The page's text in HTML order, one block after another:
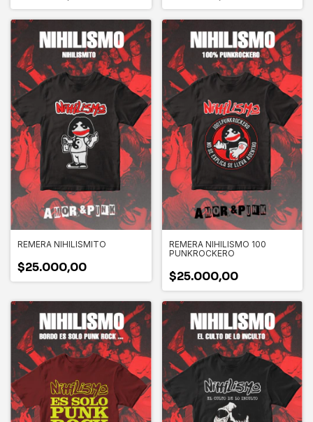
REMERA NIHILISMITO
$25.000,00
REMERA NIHILISMO 100
PUNKROCKERO
$25.000,00